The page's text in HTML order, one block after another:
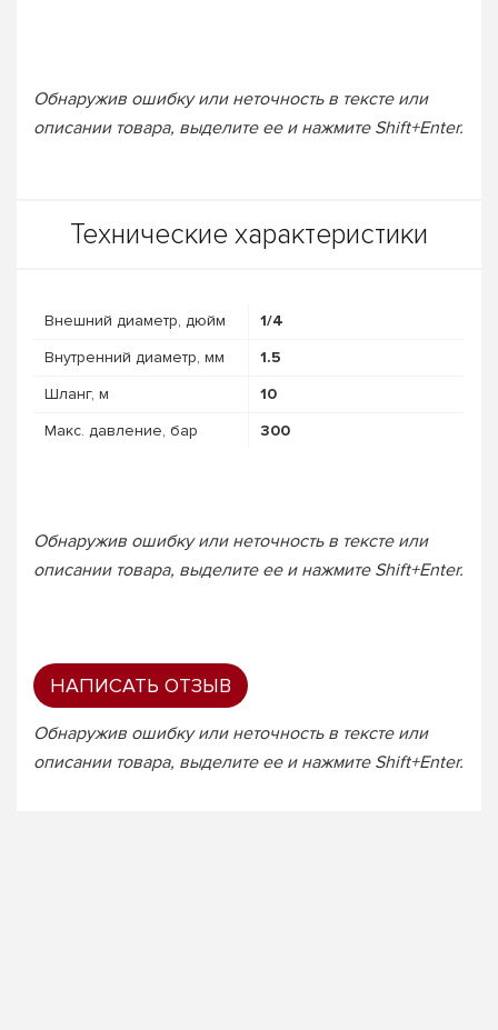
Обнаружив ошибку или неточность в тексте или
описании товара, выделите ее и нажмите Shift+Enter.
Технические характеристики
Внешний диаметр, дюйм
1/4
Внутренний диаметр, мм
1.5
Шланг, м
10
Макс. давление, бар
300
Обнаружив ошибку или неточность в тексте или
описании товара, выделите ее и нажмите Shift+Enter.
НАПИСАТЬ ОТЗЫВ
Обнаружив ошибку или неточность в тексте или
описании товара, выделите ее и нажмите Shift+Enter.